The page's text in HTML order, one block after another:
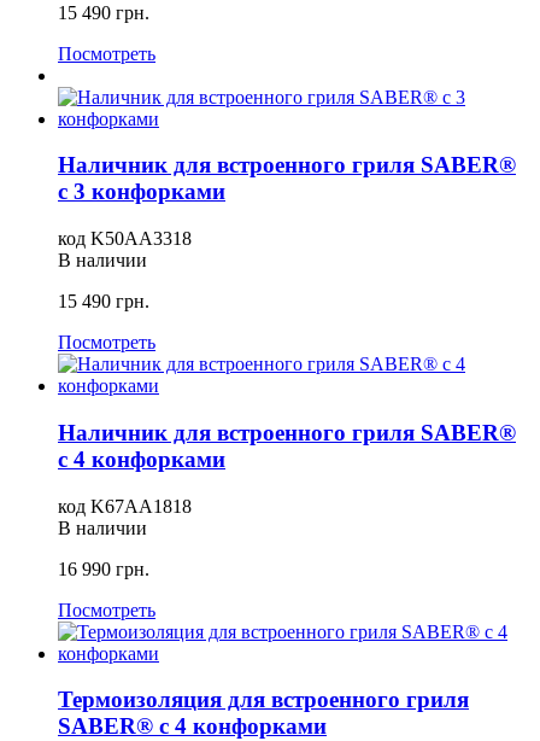
15 490 грн.
Посмотреть
Наличник для встроенного гриля SABER®
с 3 конфорками
код K50AA3318
В наличии
15 490 грн.
Посмотреть
Наличник для встроенного гриля SABER®
с 4 конфорками
код K67AA1818
В наличии
16 990 грн.
Посмотреть
Термоизоляция для встроенного гриля
SABER® с 4 конфорками